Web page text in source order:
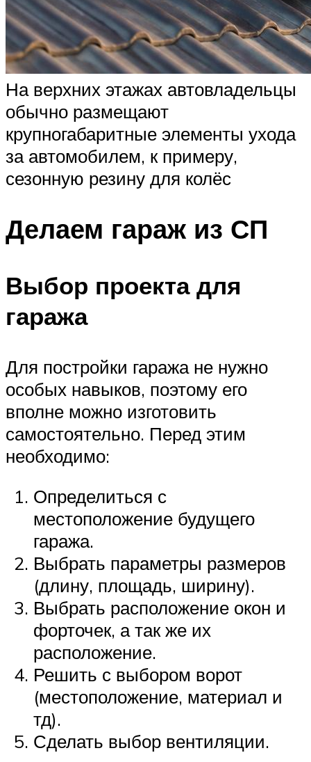
На верхних этажах автовладельцы
обычно размещают
крупногабаритные элементы ухода
за автомобилем, к примеру,
сезонную резину для колёс
Делаем гараж из СП
Выбор проекта для
гаража
Для постройки гаража не нужно
особых навыков, поэтому его
вполне можно изготовить
самостоятельно. Перед этим
необходимо:
Определиться с
местоположение будущего
гаража.
Выбрать параметры размеров
(длину, площадь, ширину).
Выбрать расположение окон и
форточек, а так же их
расположение.
Решить с выбором ворот
(местоположение, материал и
тд).
Сделать выбор вентиляции.